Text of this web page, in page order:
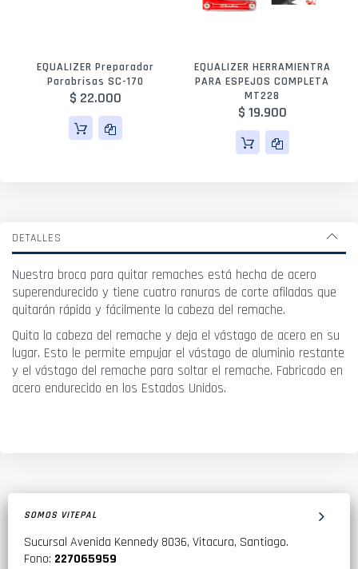
EQUALIZER Preparador
Parabrisas SC-170
$ 22.000
EQUALIZER HERRAMIENTRA
PARA ESPEJOS COMPLETA
MT228
$ 19.900
DETALLES
Nuestra broca para quitar remaches está hecha de acero
superendurecido y tiene cuatro ranuras de corte afiladas que
quitarán rápida y fácilmente la cabeza del remache.
Quita la cabeza del remache y deja el vástago de acero en su
lugar. Esto le permite empujar el vástago de aluminio restante
y el vástago del remache para soltar el remache. Fabricado en
acero endurecido en los Estados Unidos.
SOMOS VITEPAL
Sucursal Avenida Kennedy 8036, Vitacura, Santiago.
Fono: 227065959